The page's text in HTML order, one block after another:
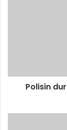
Polisin